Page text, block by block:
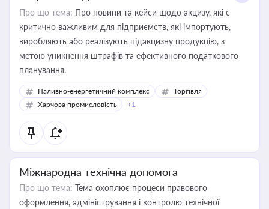
Про що тема: Про новини та кейси щодо акцизу, які є
критично важливим для підприємств, які імпортують,
виробляють або реалізують підакцизну продукцію, з
метою уникнення штрафів та ефективного податкового
планування.
Паливно-енергетичний комплекс
Торгівля
Харчова промисловість
+1
Міжнародна технічна допомога
Про що тема: Тема охоплює процеси правового
оформлення, адміністрування і контролю технічної